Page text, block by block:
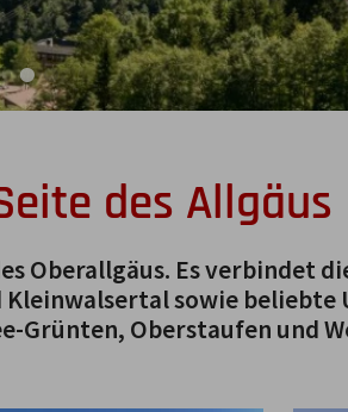
des Allgäus
Oberallgäus. Es verbindet
sowie beliebte
Grünten, Oberstaufen und